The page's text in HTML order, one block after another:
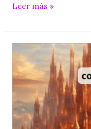
Dorados
para
atraer
Dinero
Rápido
Leer más »